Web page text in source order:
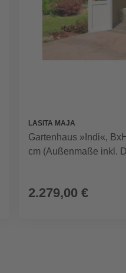
LASITA MAJA
Gartenhaus »Indi«,
cm (Außenmaße inkl.
2.279,00 €